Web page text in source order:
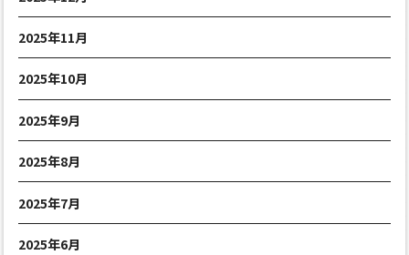
2025年11月
2025年10月
2025年9月
2025年8月
2025年7月
2025年6月